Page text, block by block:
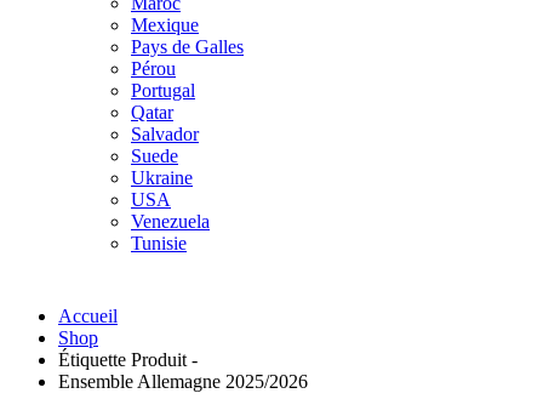
Mexique
Pays de Galles
Pérou
Portugal
Qatar
Salvador
Suede
Ukraine
USA
Venezuela
Tunisie
Accueil
Shop
Étiquette Produit -
Ensemble Allemagne 2025/2026